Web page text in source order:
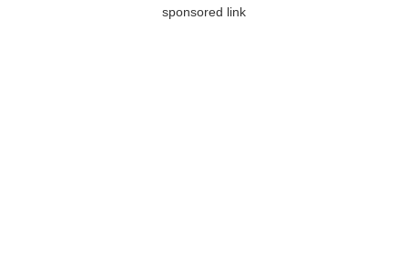
sponsored link